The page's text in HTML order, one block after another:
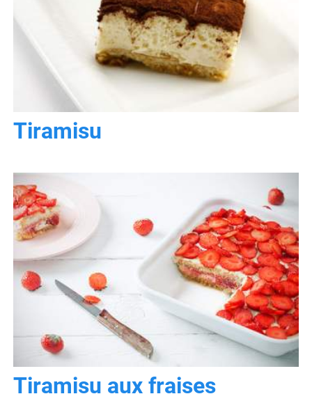
Tiramisu
Tiramisu aux fraises